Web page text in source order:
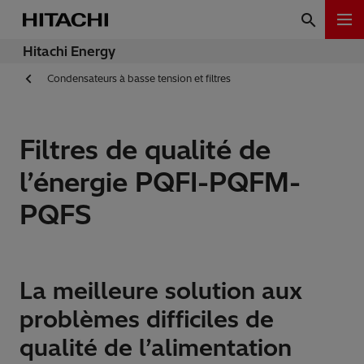
Hitachi Energy
Condensateurs à basse tension et filtres
Filtres de qualité de
l’énergie PQFI-PQFM-
PQFS
La meilleure solution aux
problèmes difficiles de
qualité de l’alimentation